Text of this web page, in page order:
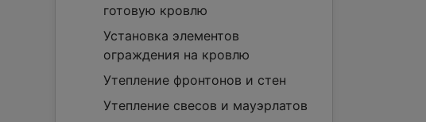
готовую кровлю
Установка элементов
ограждения на кровлю
Утепление фронтонов и стен
Утепление свесов и мауэрлатов